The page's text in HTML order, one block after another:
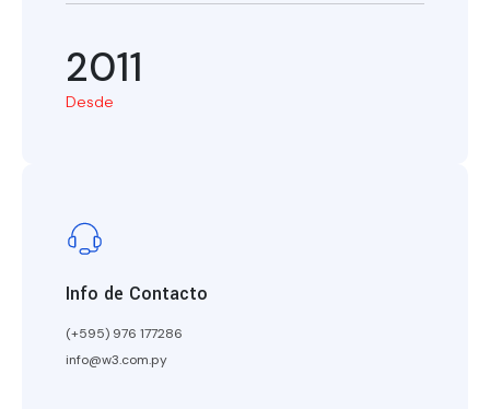
2011
Desde
Info de Contacto
(+595) 976 177286
info@w3.com.py